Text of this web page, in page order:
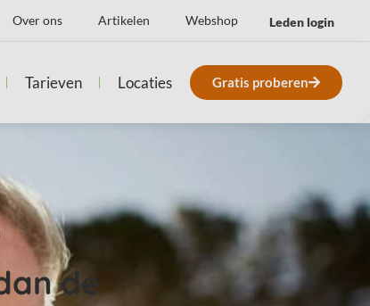
Over ons Artikelen Webshop Leden login
Tarieven Locaties Gratis proberen
de